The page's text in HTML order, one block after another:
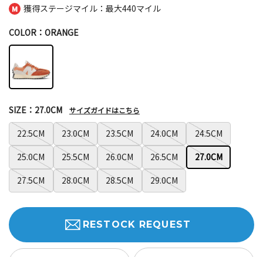
獲得ステージマイル：最大440マイル
COLOR：ORANGE
22.5CM 23.0CM 23.5CM 24.0CM
24.5CM
25.0CM
25.5CM 26.0CM 26.5CM
27.0CM
27.5CM
28.0CM 28.5CM 29.0CM
SIZE：27.0CM サイズガイドはこちら
RESTOCK REQUEST